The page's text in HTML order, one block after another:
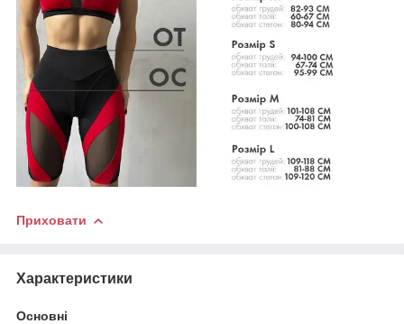
Приховати
Характеристики
Основні